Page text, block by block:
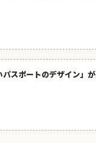
パスポートのデザイン」